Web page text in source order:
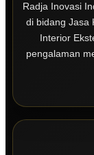
Radja Inovasi
di bidang Jasa
Interior
pengalaman